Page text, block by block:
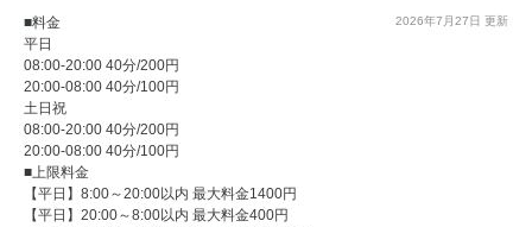
2026年7月27日 更新
■料金
平日
08:00-20:00 40分/200円
20:00-08:00 40分/100円
土日祝
08:00-20:00 40分/200円
20:00-08:00 40分/100円
■上限料金
【平日】8:00～20:00以内 最大料金1400円
【平日】20:00～8:00以内 最大料金400円